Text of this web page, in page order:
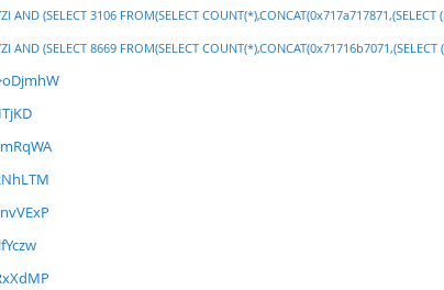
AND (SELECT 3106 FROM(SELECT
AND (SELECT 8669 FROM(SELECT